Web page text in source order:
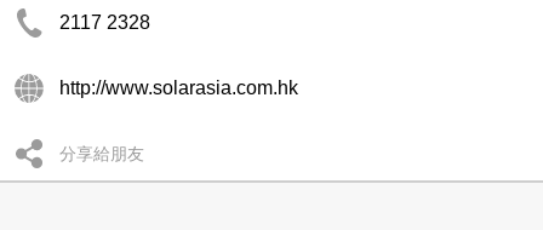
2117 2328
http://www.solarasia.com.hk
分享給朋友